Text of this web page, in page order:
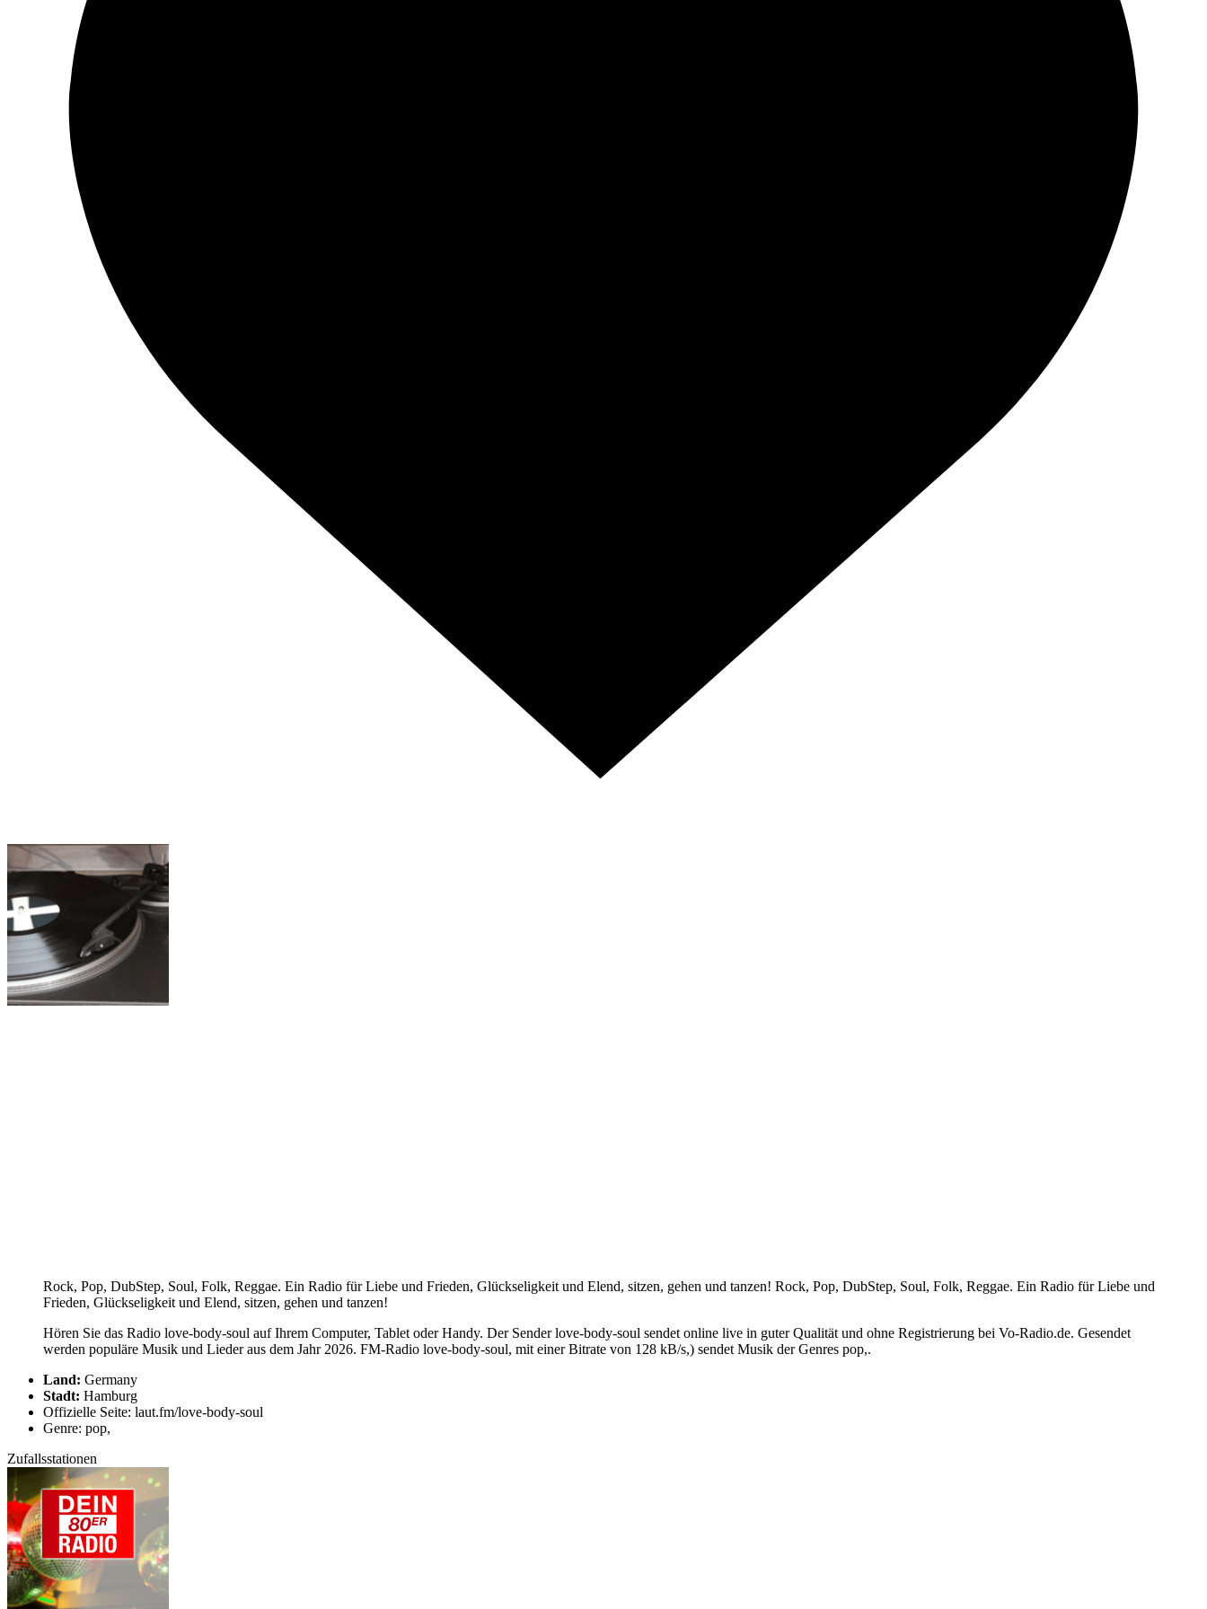
Rock, Pop, DubStep, Soul, Folk, Reggae. Ein Radio für Liebe und Frieden, Glückseligkeit und Elend, sitzen, gehen und tanzen! Rock, Pop, DubStep, Soul, Folk, Reggae. Ein Radio für Liebe und
Frieden, Glückseligkeit und Elend, sitzen, gehen und tanzen!
Hören Sie das Radio love-body-soul auf Ihrem Computer, Tablet oder Handy. Der Sender love-body-soul sendet online live in guter Qualität und ohne Registrierung bei Vo-Radio.de. Gesendet
werden populäre Musik und Lieder aus dem Jahr 2026. FM-Radio love-body-soul, mit einer Bitrate von 128 kB/s,) sendet Musik der Genres pop,.
Land: Germany
Stadt: Hamburg
Offizielle Seite: laut.fm/love-body-soul
Genre: pop,
Zufallsstationen